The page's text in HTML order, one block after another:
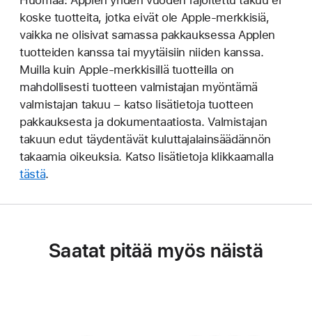
koske tuotteita, jotka eivät ole Apple-merkkisiä,
vaikka ne olisivat samassa pakkauksessa Applen
tuotteiden kanssa tai myytäisiin niiden kanssa.
Muilla kuin Apple-merkkisillä tuotteilla on
mahdollisesti tuotteen valmistajan myöntämä
valmistajan takuu – katso lisätietoja tuotteen
pakkauksesta ja dokumentaatiosta. Valmistajan
takuun edut täydentävät kuluttajalainsäädännön
takaamia oikeuksia. Katso lisätietoja klikkaamalla
tästä.
Saatat pitää myös näistä